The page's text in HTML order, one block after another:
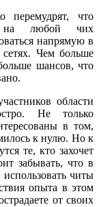
перемудрят, что
на любой чих
напрямую в
Чем больше
шансов, что
области
Не только
в том,
к нулю. Но к
те, кто захочет
забывать, что в
читы
опыта в этом
от своих